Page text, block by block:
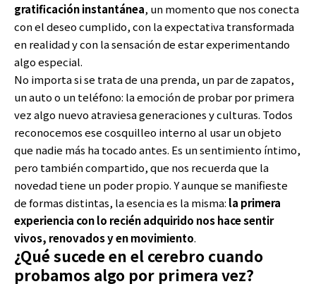
gratificación instantánea, un momento que nos conecta
con el deseo cumplido, con la expectativa transformada
en realidad y con la sensación de estar experimentando
algo especial.
No importa si se trata de una prenda, un par de zapatos,
un auto o un teléfono: la emoción de probar por primera
vez algo nuevo atraviesa generaciones y culturas. Todos
reconocemos ese cosquilleo interno al usar un objeto
que nadie más ha tocado antes. Es un sentimiento íntimo,
pero también compartido, que nos recuerda que la
novedad tiene un poder propio. Y aunque se manifieste
de formas distintas, la esencia es la misma: la primera
experiencia con lo recién adquirido nos hace sentir
vivos, renovados y en movimiento.
¿Qué sucede en el cerebro cuando
probamos algo por primera vez?